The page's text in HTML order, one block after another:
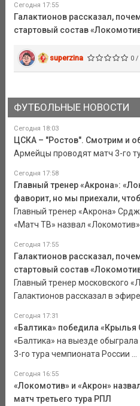
Сегодня 17:55
Галактионов рассказал,
стартовый состав
superzina 0 /
ФУТБОЛЬНЫЕ НОВОСТИ
Сегодня 18:03
ЦСКА – "Ростов". Смотрим и
Армейцы проводят матч 3-го
Сегодня 17:58
Главный тренер «Акрона»:
фаворит, но мы приехали,
Главный тренер «Акрона»
«Матч ТВ» назвал «Локомотив»
Сегодня 17:55
Галактионов рассказал,
стартовый состав
Главный тренер московского
Галактионов рассказал в эфире
Сегодня 17:31
«Балтика» победила «Крылья
«Балтика» на выезде
3-го тура чемпионата России ...
Сегодня 16:55
«Локомотив» и «Акрон»
матч третьего тура РПЛ